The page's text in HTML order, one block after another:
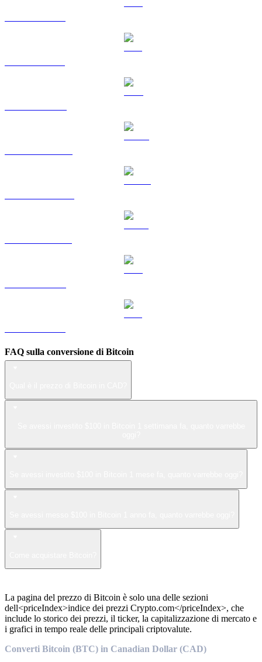
FAQ sulla conversione di Bitcoin
La pagina del prezzo di Bitcoin è solo una delle sezioni
dell<priceIndex>indice dei prezzi Crypto.com</priceIndex>, che
include lo storico dei prezzi, il ticker, la capitalizzazione di mercato e
i grafici in tempo reale delle principali criptovalute.
Converti Bitcoin (BTC) in Canadian Dollar (CAD)